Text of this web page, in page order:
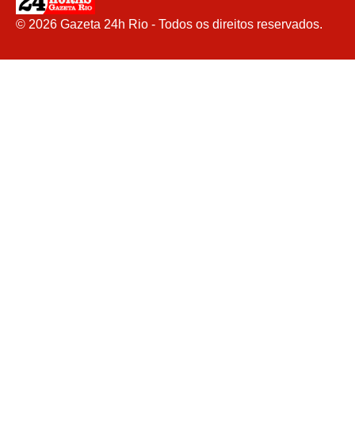
© 2026 Gazeta 24h Rio - Todos os direitos reservados.